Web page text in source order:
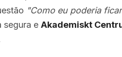
"Como eu poderia
segura e Akademiskt